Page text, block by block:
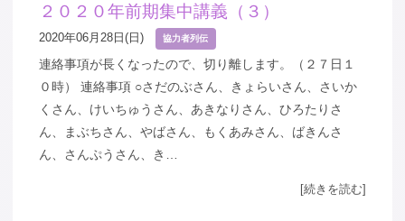
２０２０年前期集中講義（３）
2020年06月28日(日) 協力者列伝
連絡事項が長くなったので、切り離します。（２７日１
０時） 連絡事項 ○さだのぶさん、きょらいさん、さいか
くさん、けいちゅうさん、あきなりさん、ひろたりさ
ん、まぶちさん、やばさん、もくあみさん、ばきんさ
ん、さんぷうさん、き…
[続きを読む]